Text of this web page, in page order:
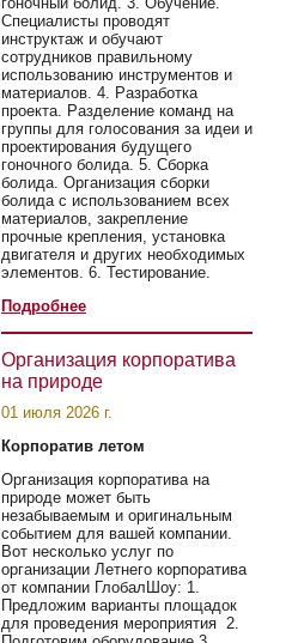
Специалисты проводят
инструктаж и обучают
сотрудников правильному
использованию инструментов и
материалов. 4. Разработка
проекта. Разделение команд на
группы для голосования за идеи и
проектирования будущего
гоночного болида. 5. Сборка
болида. Организация сборки
болида с использованием всех
материалов, закрепление
прочные крепления, установка
двигателя и других необходимых
элементов. 6. Тестирование.
Подробнее
Организация корпоратива
на природе
01 июля 2026 г.
Корпоратив летом
Организация корпоратива на
природе может быть
незабываемым и оригинальным
событием для вашей компании.
Вот несколько услуг по
организации Летнего корпоратива
от компании ГлобалШоу: 1.
Предложим варианты площадок
для проведения мероприятия 2.